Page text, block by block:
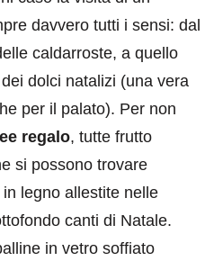
davvero tutti i sensi: dal
caldarroste, a quello
dolci natalizi (una vera
per il palato). Per non
regalo, tutte frutto
si possono trovare
legno allestite nelle
canti di Natale.
in vetro soffiato